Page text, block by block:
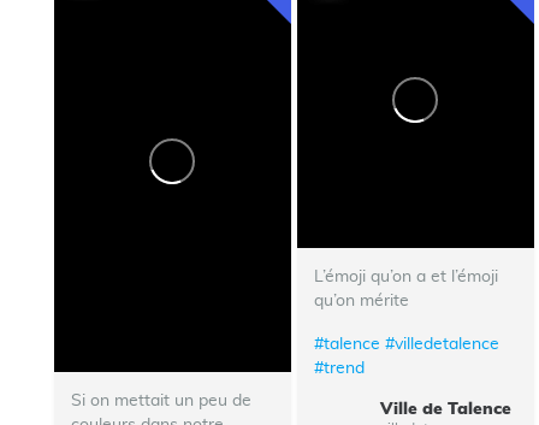
Si on mettait un peu de
L’émoji qu’on a et l’émoji
qu’on mérite
#talence #villedetalence
#trend
Ville de Talence